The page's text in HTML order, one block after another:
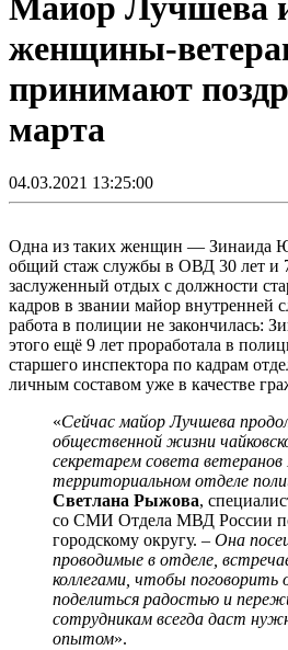
женщины-
принимают
марта
04.03.2021 13:25:00
Одна из таких женщин — Зинаида
общий стаж службы в ОВД 30 лет и
заслуженный отдых с должности
кадров в звании майор внутренней
работа в полиции не закончилась:
этого ещё 9 лет проработала в
старшего инспектора по кадрам
личным составом уже в качестве
«Сейчас майор Лучшева
общественной жизни
секретарем совета
территориальном отделе
Светлана Рыжова,
со СМИ Отдела МВД России
городскому округу. – Она
проводимые в отделе,
коллегами, чтобы поговорить
поделиться радостью и
сотрудникам всегда даст
опытом».